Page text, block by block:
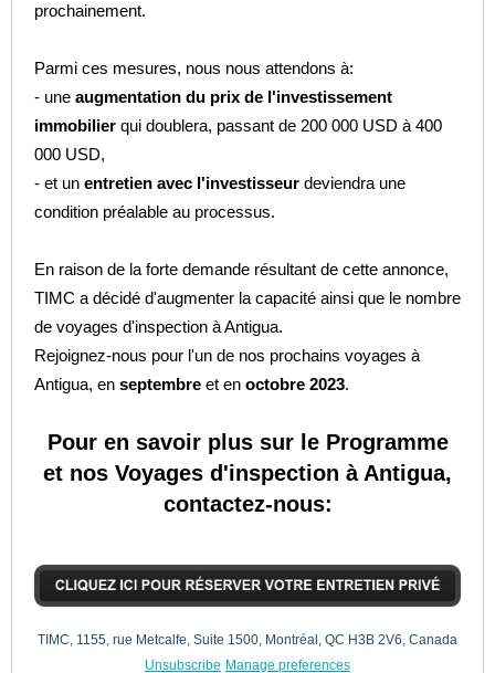
prochainement.
Parmi ces mesures, nous nous attendons à:
- une augmentation du prix de l'investissement
immobilier qui doublera, passant de 200 000 USD à 400
000 USD,
- et un entretien avec l'investisseur deviendra une
condition préalable au processus.
En raison de la forte demande résultant de cette annonce,
TIMC a décidé d'augmenter la capacité ainsi que le nombre
de voyages d'inspection à Antigua.
Rejoignez-nous pour l'un de nos prochains voyages à
Antigua, en septembre et en octobre 2023.
Pour en savoir plus sur le Programme
et nos Voyages d'inspection à Antigua,
contactez-nous:
TIMC, 1155, rue Metcalfe, Suite 1500, Montréal, QC H3B 2V6, Canada
Unsubscribe Manage preferences